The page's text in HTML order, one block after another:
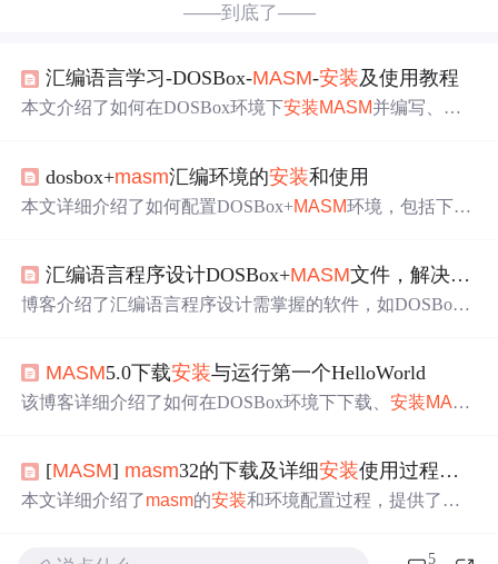
——到底了——
汇编语言学习-DOSBox-MASM-安装及使用教程
本文介绍了如何在DOSBox环境下安装MASM并编写、编
ASM编译和LINK连接，并最终执行.exe文件的过程。
dosbox+masm汇编环境的安装和使用
本文详细介绍了如何配置DOSBox+MASM环境，包括下载
供了其他工具的推荐。
汇编语言程序设计DOSBox+MASM文件，解决汇编程序设计入门问题
博客介绍了汇编语言程序设计需掌握的软件，如DOSBox+
x软件下载网址、调试界面大小等操作指引及汇编程序网盘
下载地址。
MASM5.0下载安装与运行第一个HelloWorld
该博客详细介绍了如何在DOSBox环境下下载、安装MAS
看程序运行结果。
[MASM] masm32的下载及详细安装使用过程（附有下载文件）
本文详细介绍了masm的安装和环境配置过程，提供了下
5